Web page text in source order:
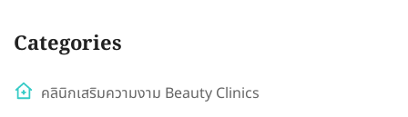
Categories
คลินิกเสริมความงาม Beauty Clinics